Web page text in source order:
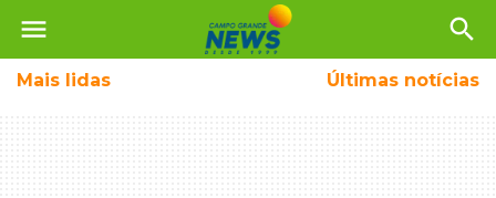
menu search
Mais lidas Últimas notícias